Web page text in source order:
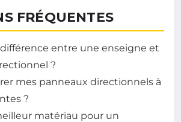
FRÉQUENTES
entre une enseigne et
?
mes panneaux directionnels à
?
matériau pour un